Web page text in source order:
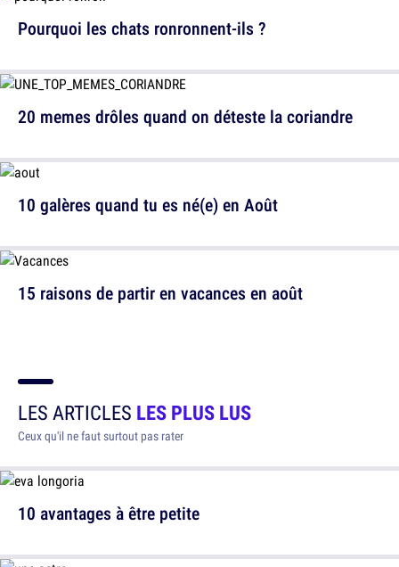
Pourquoi les chats ronronnent-ils ?
10 galères quand tu es né(e) en Août
20 memes drôles quand on déteste la coriandre
15 raisons de partir en vacances en août
LES ARTICLES LES PLUS LUS
Ceux qu'il ne faut surtout pas rater
10 avantages à être petite